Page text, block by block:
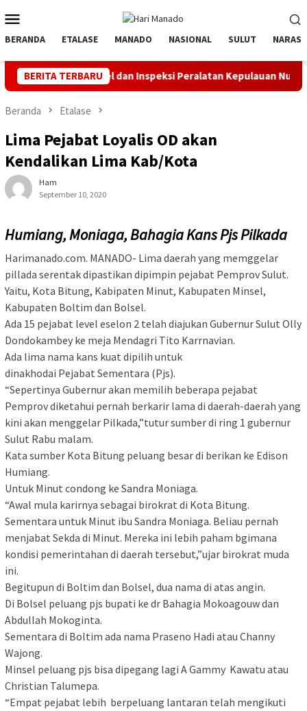
ke
kontenMobile
BERANDA ETALASE MANADO NASIONAL SULUT NARASI
BERITA TERBARU
Apel dan Inspeksi Peralatan Kepulauan Nusa Utara PLN
Beranda Etalase
Lima Pejabat Loyalis OD akan
Kendalikan Lima Kab/Kota
Ham
September 10, 2020
Humiang, Moniaga, Bahagia Kans Pjs Pilkada
Harimanado.com. MANADO- Lima daerah yang memggelar
pillada serentak dipastikan dipimpin pejabat Pemprov Sulut.
Yaitu, Kota Bitung, Kabipaten Minut, Kabupaten Minsel,
Kabupaten Boltim dan Bolsel.
Ada 15 pejabat level eselon 2 telah diajukan Gubernur Sulut Olly
Dondokambey ke meja Mendagri Tito Karrnavian.
Ada lima nama kans kuat dipilih untuk
dinakhodai Pejabat Sementara (Pjs).
“Sepertinya Gubernur akan memilih beberapa pejabat
Pemprov diketahui pernah berkarir lama di daerah-daerah yang
kini akan menggelar Pilkada,”tutur sumber di ring 1 gubernur
Sulut Rabu malam.
Kata sumber Kota Bitung peluang besar di berikan ke Edison
Humiang.
Untuk Minut condong ke Sandra Moniaga.
“Awal mula karirnya sebagai birokrat di Kota Bitung.
Sementara untuk Minut ibu Sandra Moniaga. Beliau pernah
menjabat Sekda di Minut. Mereka ini lebih paham bgimana
kondisi pemerintahan di daerah tersebut,”ujar birokrat muda
ini.
Begitupun di Boltim dan Bolsel, dua nama di atas angin.
Di Bolsel peluang pjs bupati ke dr Bahagia Mokoagouw dan
Abdullah Mokoginta.
Sementara di Boltim ada nama Praseno Hadi atau Channy
Wajong.
Minsel peluang pjs bisa dipegang lagi A Gammy Kawatu atau
Christian Talumepa.
“Empat pejabat lebih berpeluang lantaran telah mengikuti